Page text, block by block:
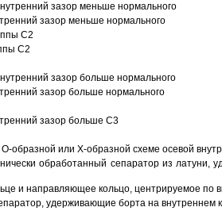
зазор меньше нормального
зазор меньше нормального
C2
C2
зазор больше нормального
зазор больше нормального
зазор больше C3
образной или Х-образной схеме осевой
обработанный сепаратор из
и направляющее кольцо, центрируемое по
удерживающие борта на